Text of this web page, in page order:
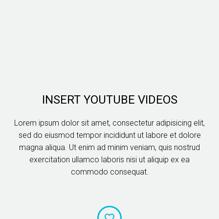
INSERT YOUTUBE VIDEOS
Lorem ipsum dolor sit amet, consectetur adipisicing elit,
sed do eiusmod tempor incididunt ut labore et dolore
magna aliqua. Ut enim ad minim veniam, quis nostrud
exercitation ullamco laboris nisi ut aliquip ex ea
commodo consequat.